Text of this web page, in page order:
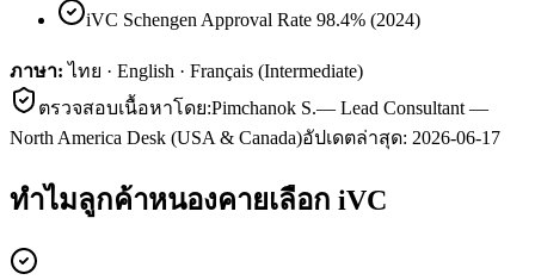
iVC Schengen Approval Rate 98.4% (2024)
ภาษา: ไทย · English · Français (Intermediate)
ตรวจสอบเนื้อหาโดย:Pimchanok S.— Lead Consultant —
North America Desk (USA & Canada)อัปเดตล่าสุด: 2026-06-17
ทำไมลูกค้าหนองคายเลือก iVC